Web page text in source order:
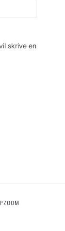
skrive en